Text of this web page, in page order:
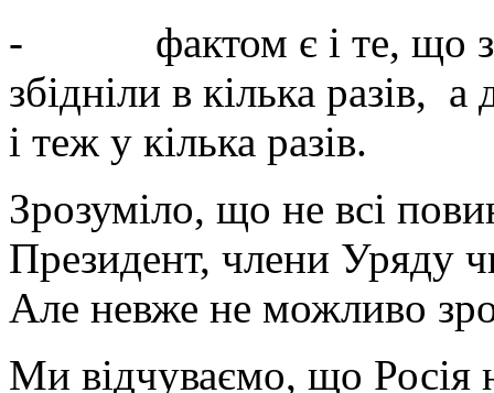
- фактом є і те, що за
збідніли в кілька разів,
і теж у кілька разів.
Зрозуміло, що не всі
Президент, члени Уряду
Але невже не можливо
Ми відчуваємо, що Росія